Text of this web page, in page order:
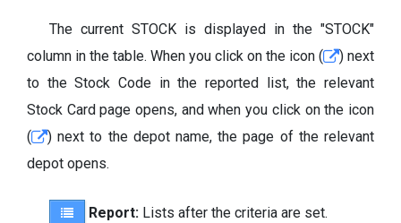
The current STOCK is displayed in the "STOCK"
column in the table. When you click on the icon (
) next
to the Stock Code in the reported list, the relevant
Stock Card page opens, and when you click on the icon
(
) next to the depot name, the page of the relevant
depot opens.
Report: Lists after the criteria are set.